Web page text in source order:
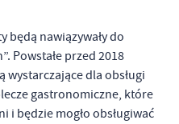
nawiązywały do
Powstałe przed 2018
dla obsługi
gastronomiczne, które
i będzie mogło obsługiwać